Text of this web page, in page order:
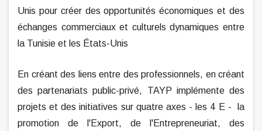
Unis pour créer des opportunités économiques et des
échanges commerciaux et culturels dynamiques entre
la Tunisie et les États-Unis
En créant des liens entre des professionnels, en créant
des partenariats public-privé, TAYP implémente des
projets et des initiatives sur quatre axes - les 4 E - la
promotion de l'Export, de l'Entrepreneuriat, des